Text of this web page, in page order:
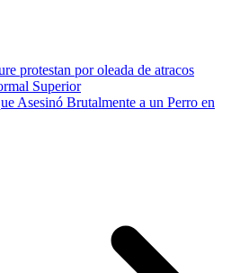
protestan por oleada de atracos
Superior
Asesinó Brutalmente a un Perro en